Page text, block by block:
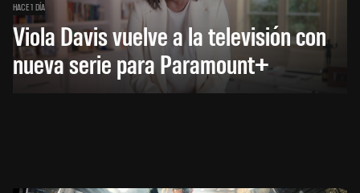
HACE 1 DÍA
Viola Davis vuelve a la televisión con
nueva serie para Paramount+